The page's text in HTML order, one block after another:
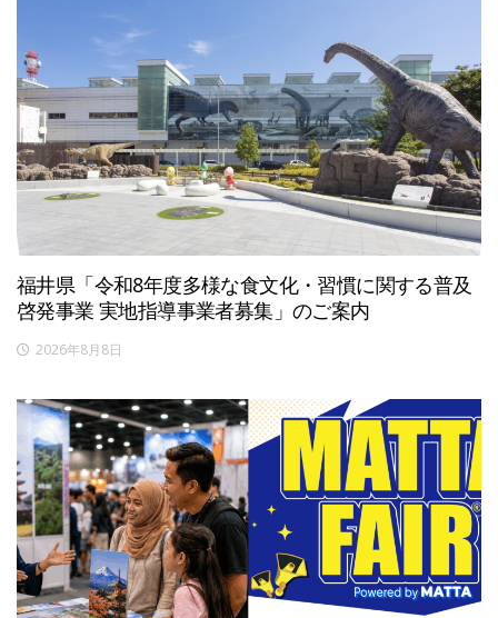
福井県「令和8年度多様な食文化・習慣に関する普及
啓発事業 実地指導事業者募集」のご案内
2026年8月8日